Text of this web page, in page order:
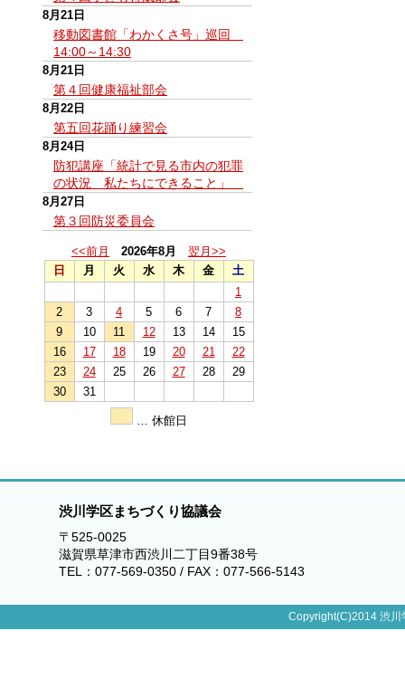
8月21日
移動図書館「わかくさ号」巡回
14:00～14:30
8月21日
第４回健康福祉部会
8月22日
第五回花踊り練習会
8月24日
防犯講座「統計で見る市内の犯罪
の状況 私たちにできること」
8月27日
第３回防災委員会
<<前月 2026年8月
翌月>>
日
月 火 水 木 金
土
1
2
3 4 5 6 7
8
9
10 11 12 13 14
15
16
17 18 19 20 21
22
23
24 25 26 27 28
29
30
31
… 休館日
渋川学区まちづくり協議会
〒525-0025
滋賀県草津市西渋川二丁目9番38号
TEL：077-569-0350 / FAX：077-566-5143
Copyright(C)2014 渋川